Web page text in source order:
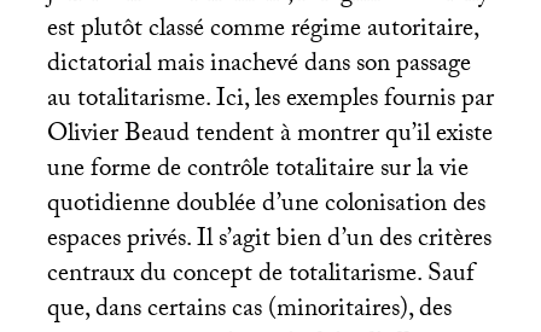
est plutôt classé comme régime autoritaire,
dictatorial mais inachevé dans son passage
au totalitarisme. Ici, les exemples fournis par
Olivier Beaud tendent à montrer qu’il existe
une forme de contrôle totalitaire sur la vie
quotidienne doublée d’une colonisation des
espaces privés. Il s’agit bien d’un des critères
centraux du concept de totalitarisme. Sauf
que, dans certains cas (minoritaires), des